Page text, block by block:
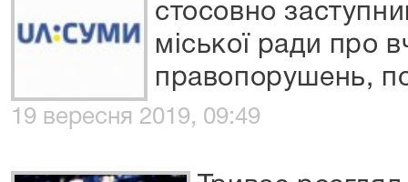
стосовно
міської ради про
правопорушень,
19 вересня 2019, 09:49